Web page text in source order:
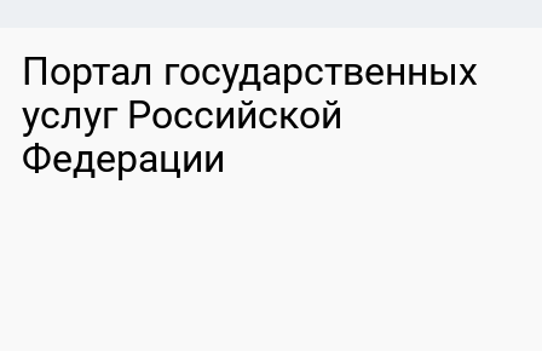
Портал государственных
услуг Российской
Федерации